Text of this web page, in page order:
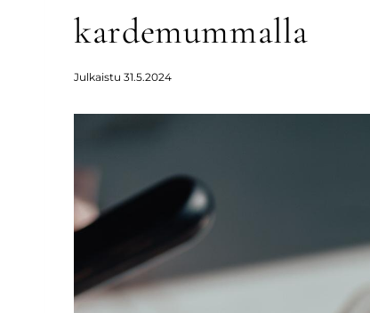
kardemummalla
Julkaistu 31.5.2024